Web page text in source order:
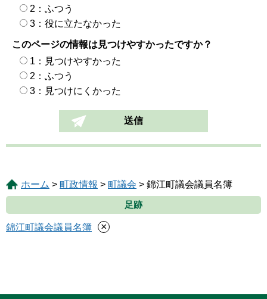
2：ふつう
3：役に立たなかった
このページの情報は見つけやすかったですか？
1：見つけやすかった
2：ふつう
3：見つけにくかった
ホーム > 町政情報 > 町議会 > 錦江町議会議員名簿
足跡
錦江町議会議員名簿 ×